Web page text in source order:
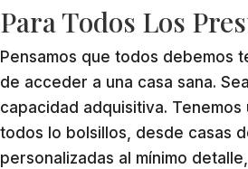
Para Todos Los
Pensamos que todos debemos
de acceder a una casa sana.
capacidad adquisitiva. Tenemos
todos lo bolsillos, desde casas
personalizadas al mínimo